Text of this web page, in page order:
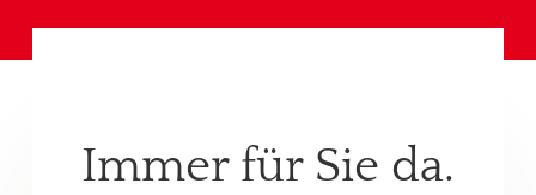
Immer für Sie da.